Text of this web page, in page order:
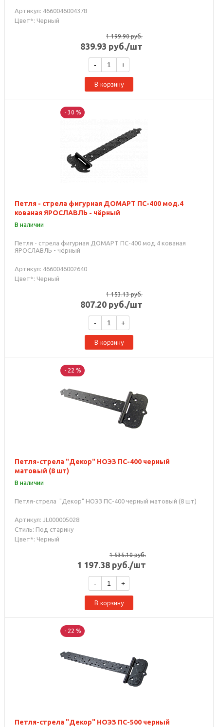
Артикул: 4660046004378
Цвет*: Черный
1 199.90руб.
839.93 руб./шт
- +
В корзину
- 30 %
Петля - стрела фигурная ДОМАРТ ПС-400 мод.4
кованая ЯРОСЛАВЛЬ - чёрный
В наличии
Петля - стрела фигурная ДОМАРТ ПС-400 мод.4 кованая
ЯРОСЛАВЛЬ - чёрный
Артикул: 4660046002640
Цвет*: Черный
1 153.13руб.
807.20 руб./шт
- +
В корзину
- 22 %
Петля-стрела "Декор" НОЭЗ ПС-400 черный
матовый (8 шт)
В наличии
Петля-стрела "Декор" НОЭЗ ПС-400 черный матовый (8 шт)
Артикул: JL000005028
Стиль: Под старину
Цвет*: Черный
1 535.10руб.
1 197.38 руб./шт
- +
В корзину
- 22 %
Петля-стрела "Декор" НОЭЗ ПС-500 черный